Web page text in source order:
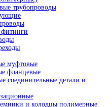
трубопроводы
муфтовые
фланцевые
соединительные детали и
и колодцы полимерные